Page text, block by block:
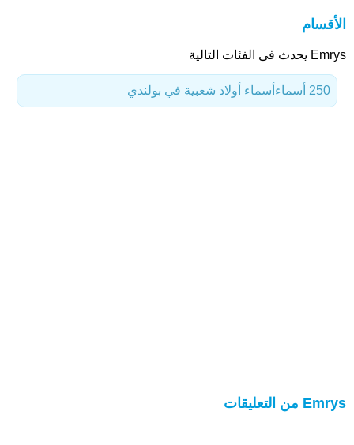
الأقسام
Emrys يحدث فى الفئات التالية
أسماء أولاد شعبية في بولندي 250 أسماء
Emrys من التعليقات